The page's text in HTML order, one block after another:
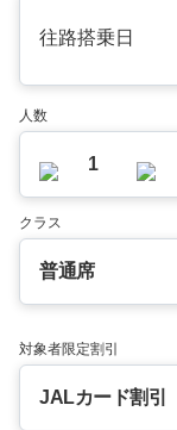
往路搭乗日
人数
1
クラス
普通席
対象者限定割引
JALカード割引